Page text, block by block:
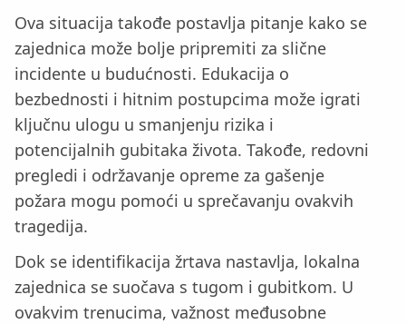
Ova situacija takođe postavlja pitanje kako se
zajednica može bolje pripremiti za slične
incidente u budućnosti. Edukacija o
bezbednosti i hitnim postupcima može igrati
ključnu ulogu u smanjenju rizika i
potencijalnih gubitaka života. Takođe, redovni
pregledi i održavanje opreme za gašenje
požara mogu pomoći u sprečavanju ovakvih
tragedija.
Dok se identifikacija žrtava nastavlja, lokalna
zajednica se suočava s tugom i gubitkom. U
ovakvim trenucima, važnost međusobne